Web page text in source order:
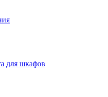
для шкафов